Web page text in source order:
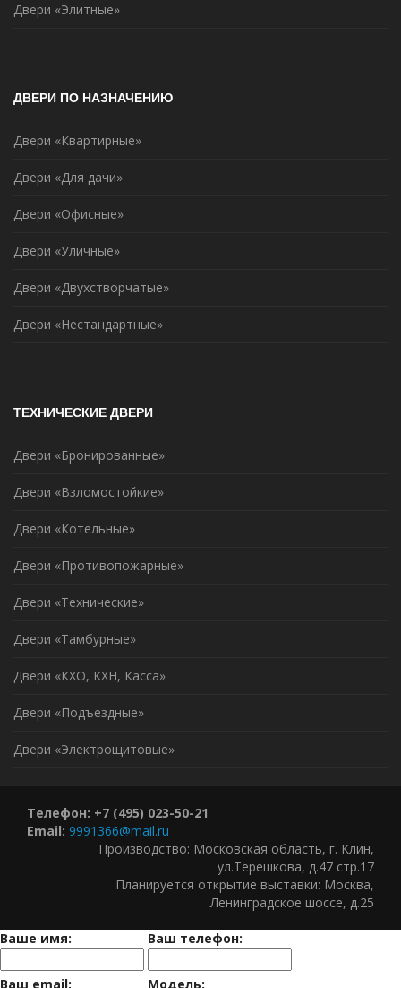
Двери «Элитные»
ДВЕРИ ПО НАЗНАЧЕНИЮ
Двери «Квартирные»
Двери «Для дачи»
Двери «Офисные»
Двери «Уличные»
Двери «Двухстворчатые»
Двери «Нестандартные»
ТЕХНИЧЕСКИЕ ДВЕРИ
Двери «Бронированные»
Двери «Взломостойкие»
Двери «Котельные»
Двери «Противопожарные»
Двери «Технические»
Двери «Тамбурные»
Двери «КХО, КХН, Касса»
Двери «Подъездные»
Двери «Электрощитовые»
Телефон: +7 (495) 023-50-21
Email: 9991366@mail.ru
Производство: Московская область, г. Клин,
ул.Терешкова, д.47 стр.17
Планируется открытие выставки: Москва,
Ленинградское шоссе, д.25
Ваше имя: Ваш телефон:
Ваш email: Модель: